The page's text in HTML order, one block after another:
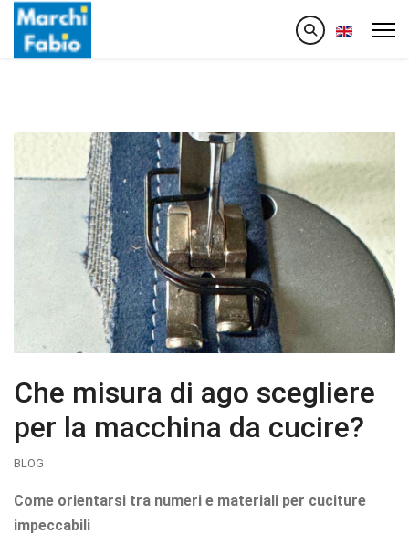
Seleziona
Che misura di ago scegliere
per la macchina da cucire?
BLOG
Come orientarsi tra numeri e materiali per cuciture
impeccabili